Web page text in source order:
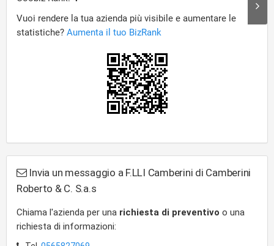
Invia un messaggio a F.LLI Camberini di Camberini
Roberto & C. S.a.s
Chiama l'azienda per una richiesta di preventivo o una
richiesta di informazioni: